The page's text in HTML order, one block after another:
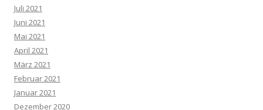
Juli 2021
Juni 2021
Mai 2021
April 2021
März 2021
Februar 2021
Januar 2021
Dezember 2020